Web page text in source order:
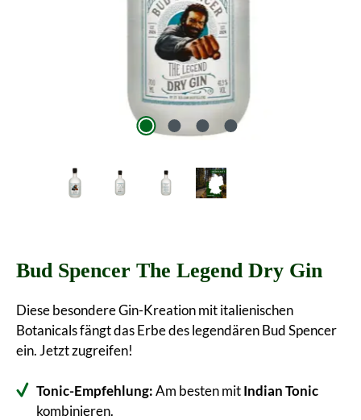
Bud Spencer The Legend Dry Gin
Diese besondere Gin-Kreation mit italienischen
Botanicals fängt das Erbe des legendären Bud Spencer
ein. Jetzt zugreifen!
Tonic-Empfehlung:Am besten mitIndian Tonic
kombinieren.